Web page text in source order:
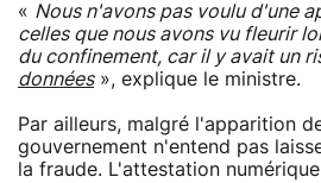
« Nous n'avons pas voulu d'une
celles que nous avons vu fleurir
du confinement, car il y avait un
données», explique le ministre.
Par ailleurs, malgré l'apparition
gouvernement n'entend pas
la fraude. L'attestation